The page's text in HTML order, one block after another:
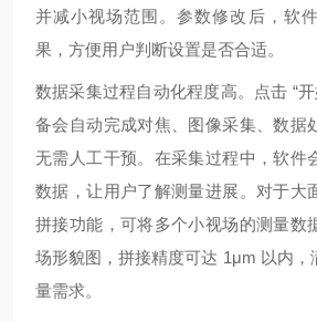
并减小视场范围。参数修改后，软
果，方便用户判断设置是否合适。
数据采集过程自动化程度高。点击 “
备会自动完成对焦、图像采集、数据
无需人工干预。在采集过程中，软件
数据，让用户了解测量进展。对于大
拼接功能，可将多个小视场的测量数
场形貌图，拼接精度可达 1μm 以内，
量需求。